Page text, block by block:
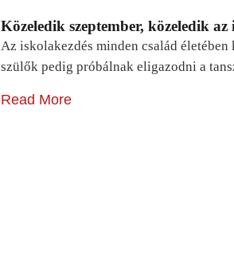
Közeledik szeptember, közeledik az
Az iskolakezdés minden család
szülők pedig próbálnak eligazodni a
Read More